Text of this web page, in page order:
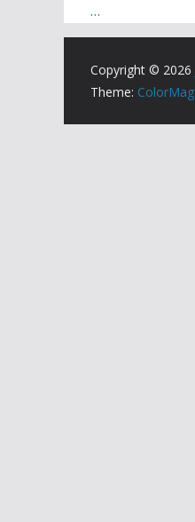
…
Copyright © 2026
Theme: ColorMag